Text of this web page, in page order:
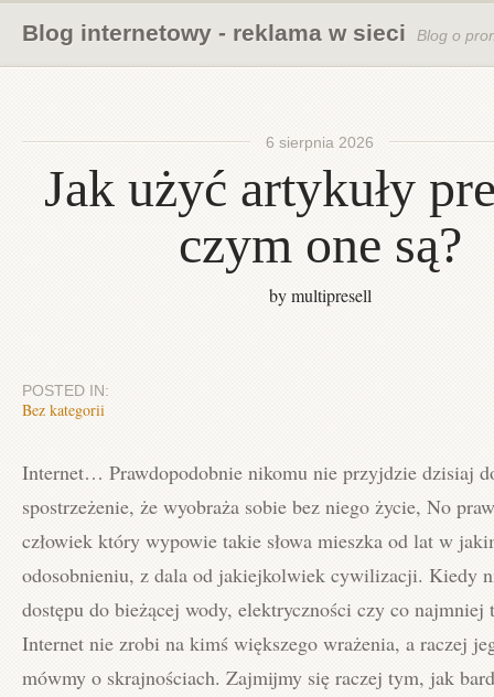
Blog internetowy - reklama w sieci Blog o
6 sierpnia 2026
Jak użyć artykuły
czym one są?
by multipresell
POSTED IN:
Bez kategorii
Internet… Prawdopodobnie nikomu nie przyjdzie dzisiaj
spostrzeżenie, że wyobraża sobie bez niego życie, No
człowiek który wypowie takie słowa mieszka od lat w
odosobnieniu, z dala od jakiejkolwiek cywilizacji. Kiedy
dostępu do bieżącej wody, elektryczności czy co najmniej
Internet nie zrobi na kimś większego wrażenia, a raczej
mówmy o skrajnościach. Zajmijmy się raczej tym, jak